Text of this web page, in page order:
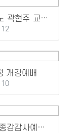
[교수음악회 시리즈 VIII] 소프라노 곽현주 교수 성가독창회
개강예배
2025년 가을학기 교회음악과정 종강감사예배 및 수료식, 정기연주회